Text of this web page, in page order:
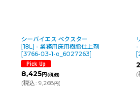
リンレイ カラーコート [18L]
- 木床/着色用樹脂仕上げ剤
[216-03-1-o_654100]
24,970
(税込: 27,467